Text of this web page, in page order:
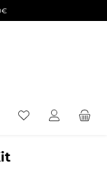
Du hast 0